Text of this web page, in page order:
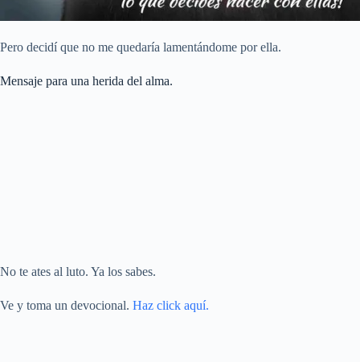
Pero decidí que no me quedaría lamentándome por ella.
Mensaje para una herida del alma.
No te ates al luto. Ya los sabes.
Ve y toma un devocional. Haz click aquí.